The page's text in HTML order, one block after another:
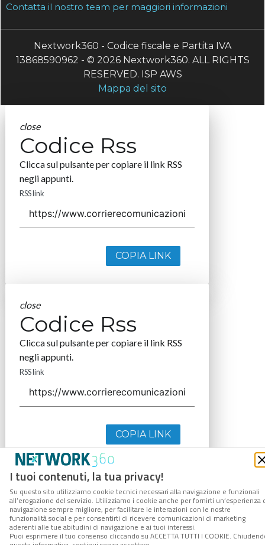
I tuoi contenuti, la tua privacy!
Su questo sito utilizziamo cookie tecnici necessari alla navigazione e funzionali
all’erogazione del servizio. Utilizziamo i cookie anche per fornirti un’esperienza
navigazione sempre migliore, per facilitare le interazioni con le nostre
funzionalità social e per consentirti di ricevere comunicazioni di marketing
aderenti alle tue abitudini di navigazione e ai tuoi interessi.
Puoi esprimere il tuo consenso cliccando su ACCETTA TUTTI I COOKIE.
Contatta il nostro team per maggiori informazioni
Nextwork360 - Codice fiscale e Partita IVA
13868590962 - © 2026 Nextwork360. ALL RIGHTS
RESERVED. ISP AWS
Mappa del sito
close
Codice Rss
Clicca sul pulsante per copiare il link RSS
negli appunti.
RSS link
COPIA LINK
close
Codice Rss
Clicca sul pulsante per copiare il link RSS
negli appunti.
RSS link
COPIA LINK